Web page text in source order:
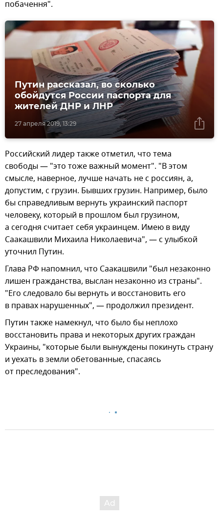
побачення".
27 апреля 2019, 13:29
Путин рассказал, во сколько
обойдутся России паспорта для
жителей ДНР и ЛНР
Российский лидер также отметил, что тема
свободы — "это тоже важный момент". "В этом
смысле, наверное, лучше начать не с россиян, а,
допустим, с грузин. Бывших грузин. Например, было
бы справедливым вернуть украинский паспорт
человеку, который в прошлом был грузином,
а сегодня считает себя украинцем. Имею в виду
Саакашвили Михаила Николаевича", — с улыбкой
уточнил Путин.
Глава РФ напомнил, что Саакашвили "был незаконно
лишен гражданства, выслан незаконно из страны".
"Его следовало бы вернуть и восстановить его
в правах нарушенных", — продолжил президент.
Путин также намекнул, что было бы неплохо
восстановить права и некоторых других граждан
Украины, "которые были вынуждены покинуть страну
и уехать в земли обетованные, спасаясь
от преследования".